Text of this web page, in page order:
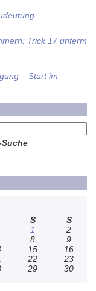
Trick 17 unterm
– Start im
S
S
1
2
8
9
15
16
22
23
29
30